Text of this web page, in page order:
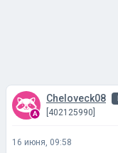
Cheloveck08
[402125990]
16 июня, 09:58